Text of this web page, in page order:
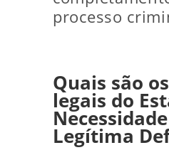
processo
Quais são
legais do
Legítima